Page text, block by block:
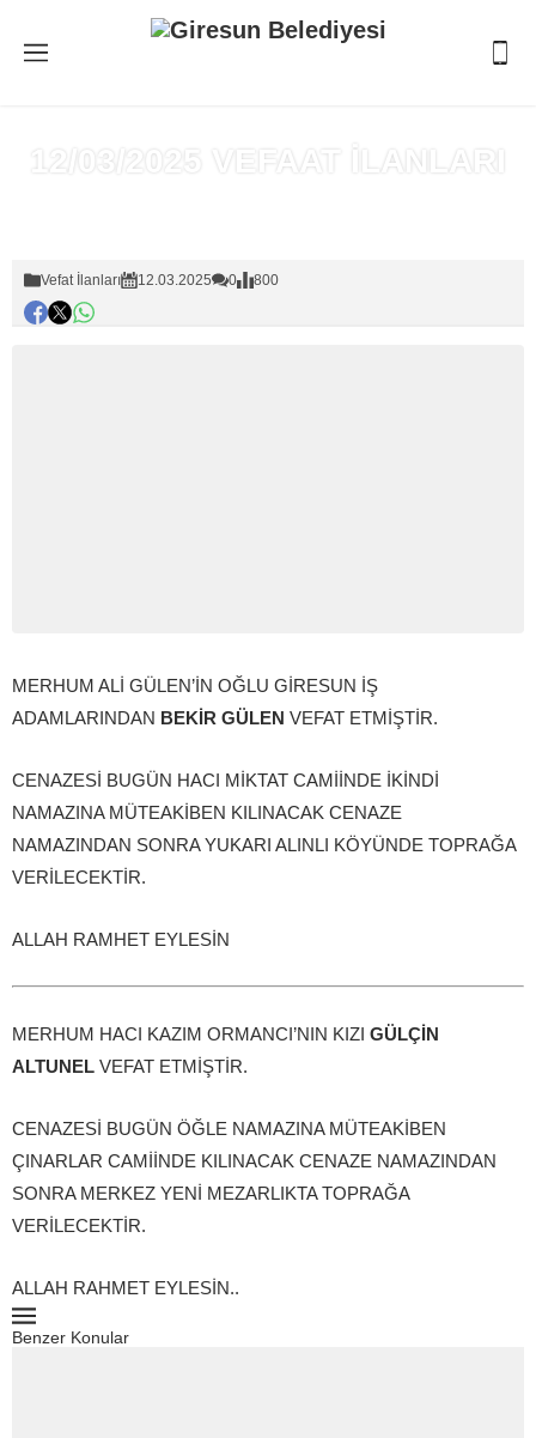
12/03/2025 VEFAAT İLANLARI
Vefat İlanları 12.03.2025 0 800
MERHUM ALİ GÜLEN’İN OĞLU GİRESUN İŞ
ADAMLARINDAN BEKİR GÜLEN VEFAT ETMİŞTİR.
CENAZESİ BUGÜN HACI MİKTAT CAMİİNDE İKİNDİ
NAMAZINA MÜTEAKİBEN KILINACAK CENAZE
NAMAZINDAN SONRA YUKARI ALINLI KÖYÜNDE TOPRAĞA
VERİLECEKTİR.
ALLAH RAMHET EYLESİN
MERHUM HACI KAZIM ORMANCI’NIN KIZI GÜLÇİN
ALTUNEL VEFAT ETMİŞTİR.
CENAZESİ BUGÜN ÖĞLE NAMAZINA MÜTEAKİBEN
ÇINARLAR CAMİİNDE KILINACAK CENAZE NAMAZINDAN
SONRA MERKEZ YENİ MEZARLIKTA TOPRAĞA
VERİLECEKTİR.
ALLAH RAHMET EYLESİN..
Benzer Konular